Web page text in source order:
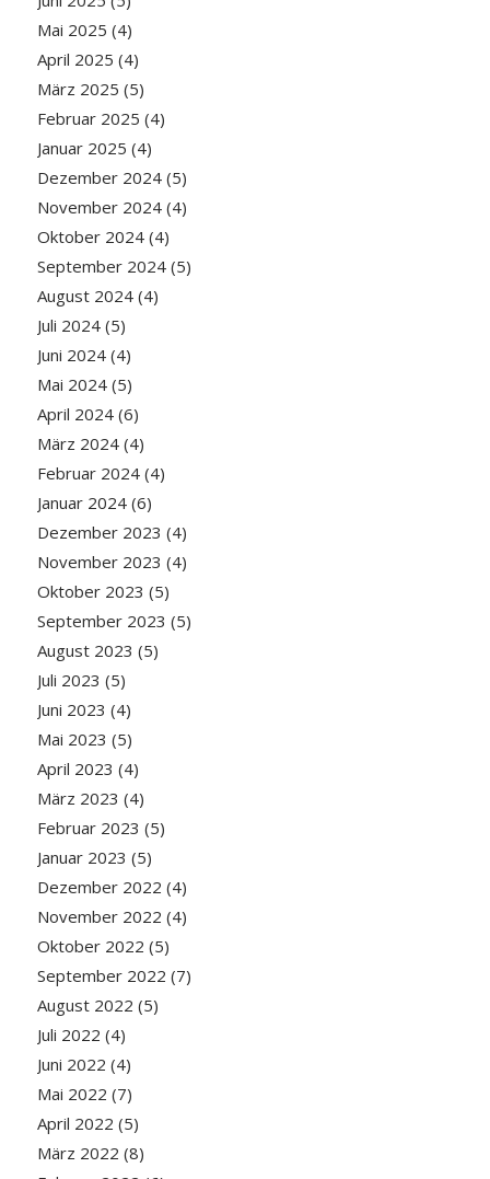
Mai 2025 (4)
April 2025 (4)
März 2025 (5)
Februar 2025 (4)
Januar 2025 (4)
Dezember 2024(5)
November 2024(4)
Oktober 2024(4)
September 2024(5)
August 2024(4)
Juli 2024(5)
Juni 2024(4)
Mai 2024(5)
April 2024(6)
März 2024(4)
Februar 2024(4)
Januar 2024(6)
Dezember 2023 (4)
November 2023 (4)
Oktober 2023 (5)
September 2023 (5)
August 2023 (5)
Juli 2023 (5)
Juni 2023 (4)
Mai 2023 (5)
April 2023 (4)
März 2023 (4)
Februar 2023 (5)
Januar 2023 (5)
Dezember 2022 (4)
November 2022 (4)
Oktober 2022 (5)
September 2022 (7)
August 2022 (5)
Juli 2022 (4)
Juni 2022 (4)
Mai 2022 (7)
April 2022 (5)
März 2022 (8)